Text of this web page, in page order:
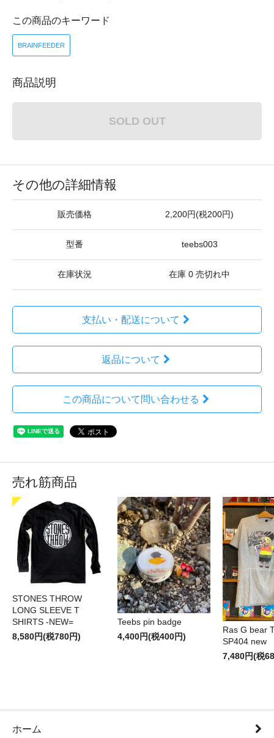
この商品のキーワード
BRAINFEEDER
商品説明
SOLD OUT
その他の詳細情報
販売価格 2,200円(税200円)
型番 teebs003
在庫状況 在庫 0 売切れ中
支払い・配送について
返品について
この商品について問い合わせる
売れ筋商品
STONES THROW
LONG SLEEVE T
SHIRTS -NEW=
8,580円(税780円)
Teebs pin badge
4,400円(税400円)
Ras G bear
SP404 new
7,480円(税
ホーム